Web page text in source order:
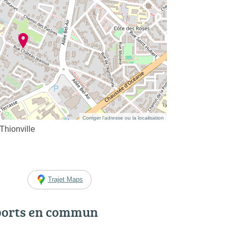
Corriger l’adresse ou la localisation
Trajet Maps
en commun